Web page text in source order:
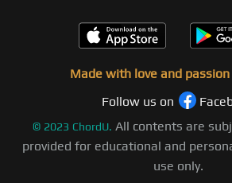
Made with love and
Follow us on
© 2023 ChordU. All contents are
provided for educational and
use only.